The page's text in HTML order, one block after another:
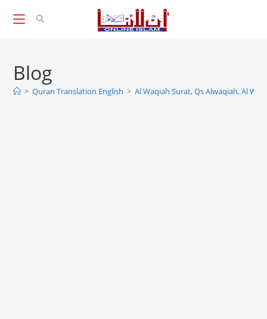
Blog
> Quran Translation English > Al Waqiah Surat, Qs Alwaqiah, Al